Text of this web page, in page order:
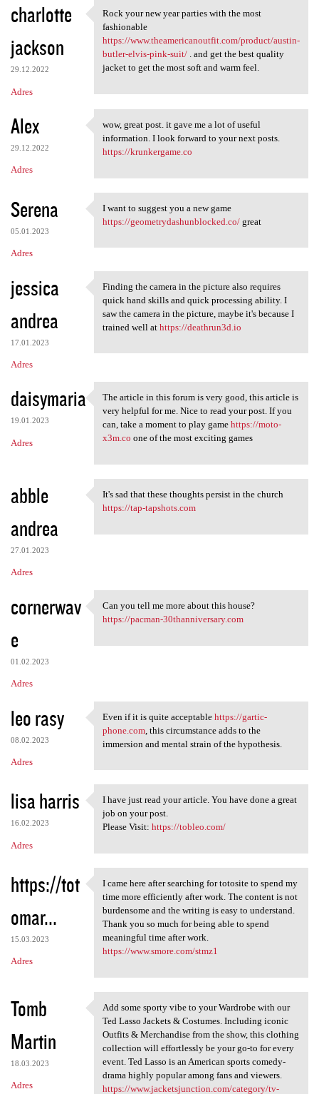
charlotte
jackson
29.12.2022
Adres
Rock your new year parties
Rock your new year parties with the most
fashionable
https://www.theamericanoutfit.com/product/austin-
butler-elvis-pink-suit/. and get the best quality
jacket to get the most soft and warm feel.
Alex
29.12.2022
Adres
wow, great post. it gave me a
wow, great post. it gave me a lot of useful
information. I look forward to your next posts.
https://krunkergame.co
Serena
05.01.2023
Adres
I want to suggest you a new
I want to suggest you a new game
https://geometrydashunblocked.co/great
jessica
andrea
17.01.2023
Adres
Finding the camera in the
Finding the camera in the picture also requires
quick hand skills and quick processing ability. I
saw the camera in the picture, maybe it's because I
trained well at https://deathrun3d.io
daisymaria
19.01.2023
Adres
The article in this forum is
The article in this forum is very good, this article is
very helpful for me. Nice to read your post. If you
can, take a moment to play game https://moto-
x3m.co one of the most exciting games
abble
andrea
27.01.2023
Adres
It's sad that these thoughts
It's sad that these thoughts persist in the church
https://tap-tapshots.com
cornerwav
e
01.02.2023
Adres
Can you tell me more about
Can you tell me more about this house?
https://pacman-30thanniversary.com
leo rasy
08.02.2023
Adres
Even if it is quite
Even if it is quite acceptable https://gartic-
phone.com, this circumstance adds to the
immersion and mental strain of the hypothesis.
lisa harris
16.02.2023
Adres
I have just read your article
I have just read your article. You have done a great
job on your post.
Please Visit: https://tobleo.com/
https://tot
omar...
15.03.2023
Adres
I came here after searching
I came here after searching for totosite to spend my
time more efficiently after work. The content is not
burdensome and the writing is easy to understand.
Thank you so much for being able to spend
meaningful time after work.
https://www.smore.com/stmz1
Tomb
Martin
18.03.2023
Adres
Add some sporty vibe to your
Add some sporty vibe to your Wardrobe with our
Ted Lasso Jackets & Costumes. Including iconic
Outfits & Merchandise from the show, this clothing
collection will effortlessly be your go-to for every
event. Ted Lasso is an American sports comedy-
drama highly popular among fans and viewers.
https://www.jacketsjunction.com/category/tv-